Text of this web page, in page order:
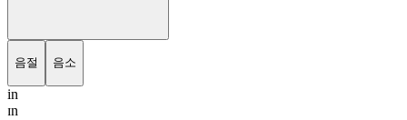
음절 음소
in
ɪn